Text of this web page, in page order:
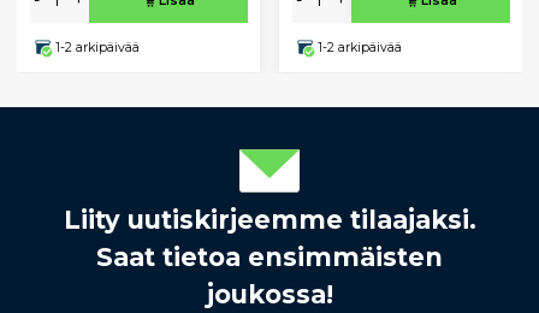
1-2 arkipäivää 1-2 arkipäivää
Liity uutiskirjeemme tilaajaksi.
Saat tietoa ensimmäisten
joukossa!